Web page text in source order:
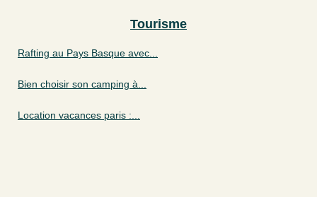
Tourisme
Rafting au Pays Basque avec...
Bien choisir son camping à...
Location vacances paris :...